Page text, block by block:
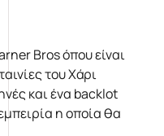
Bros όπου είναι
του Χάρι
και ένα backlot
η οποία θα